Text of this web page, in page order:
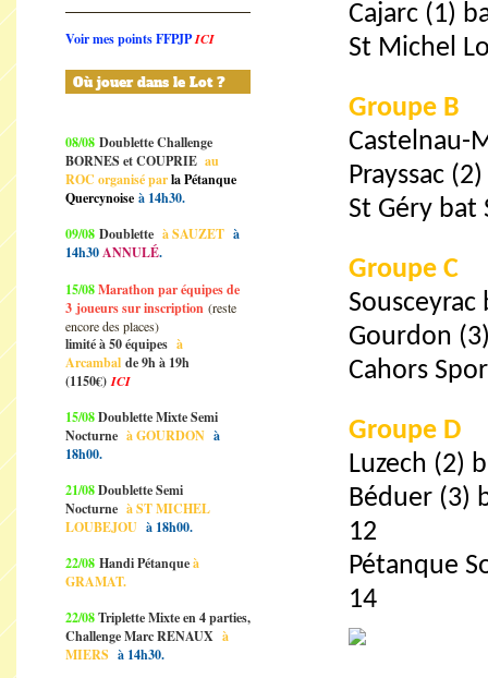
Voir mes points FFPJPICI
Où jouer dans le Lot ?
08/08 Doublette Challenge
BORNES et COUPRIE au
ROC organisé parla Pétanque
Quercynoise à 14h30.
09/08 Doublette à SAUZET à
14h30ANNULÉ.
15/08Marathon par équipes de
3 joueurs sur inscription (reste
encore des places)
limité à 50 équipes à
Arcambal de 9h à 19h
(1150€)ICI
15/08Doublette Mixte Semi
Nocturne à GOURDON à
18h00.
21/08Doublette Semi
Nocturne à ST MICHEL
LOUBEJOU à 18h00.
22/08 Handi Pétanqueà
GRAMAT.
22/08Triplette Mixte en 4 parties,
Challenge Marc RENAUX à
MIERS à 14h30.
Cajarc (1)
St Michel
Groupe B
Castelnau-
Prayssac
St Géry bat
Groupe C
Sousceyrac
Gourdon
Cahors
Groupe D
Luzech (2)
Béduer (3)
12
Pétanque
14